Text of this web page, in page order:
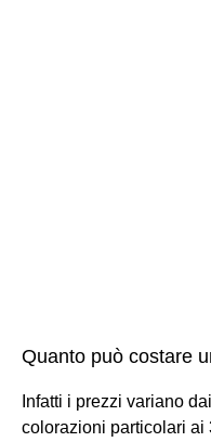
Quanto può costare
Infatti i prezzi variano
colorazioni particolari ai